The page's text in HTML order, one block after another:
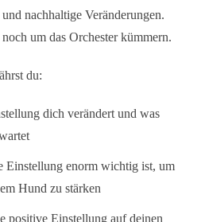
nachhaltige Veränderungen.
um das Orchester kümmern.
du:
dich verändert und was
Einstellung enorm wichtig ist, um
Hund zu stärken
positive Einstellung auf deinen